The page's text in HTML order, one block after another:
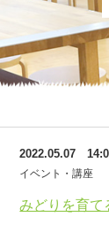
みどりを育て
2022.05.07
イベント・講座